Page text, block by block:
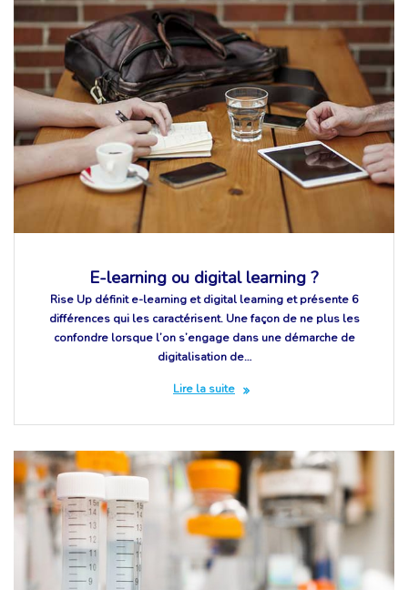
E-learning ou digital learning ?
Rise Up définit e-learning et digital learning et présente 6
différences qui les caractérisent. Une façon de ne plus les
confondre lorsque l’on s’engage dans une démarche de
digitalisation de…
Lire la suite